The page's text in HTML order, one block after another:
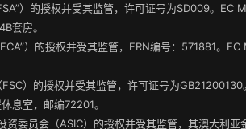
）的授权并受其监管，许可证号为SD009。
套房。
）的授权并受其监管，FRN编号：571881。
）的授权并受其监管，许可证号为
息室，邮编72201。
委员会（ASIC）的授权并受其监管，其澳大利